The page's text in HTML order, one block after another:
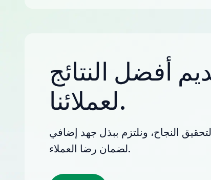
أفضل النتائج
لعملائنا.
النجاح، ونلتزم ببذل جهد إضافي
لضمان رضا العملاء.